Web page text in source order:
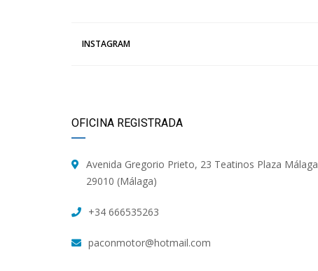
INSTAGRAM
OFICINA REGISTRADA
Avenida Gregorio Prieto, 23 Teatinos Plaza Málaga
29010 (Málaga)
+34 666535263
paconmotor@hotmail.com